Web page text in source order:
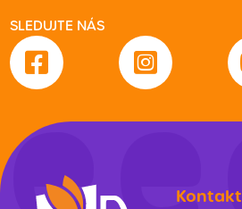
SLEDUJTE NÁS
Kontakt